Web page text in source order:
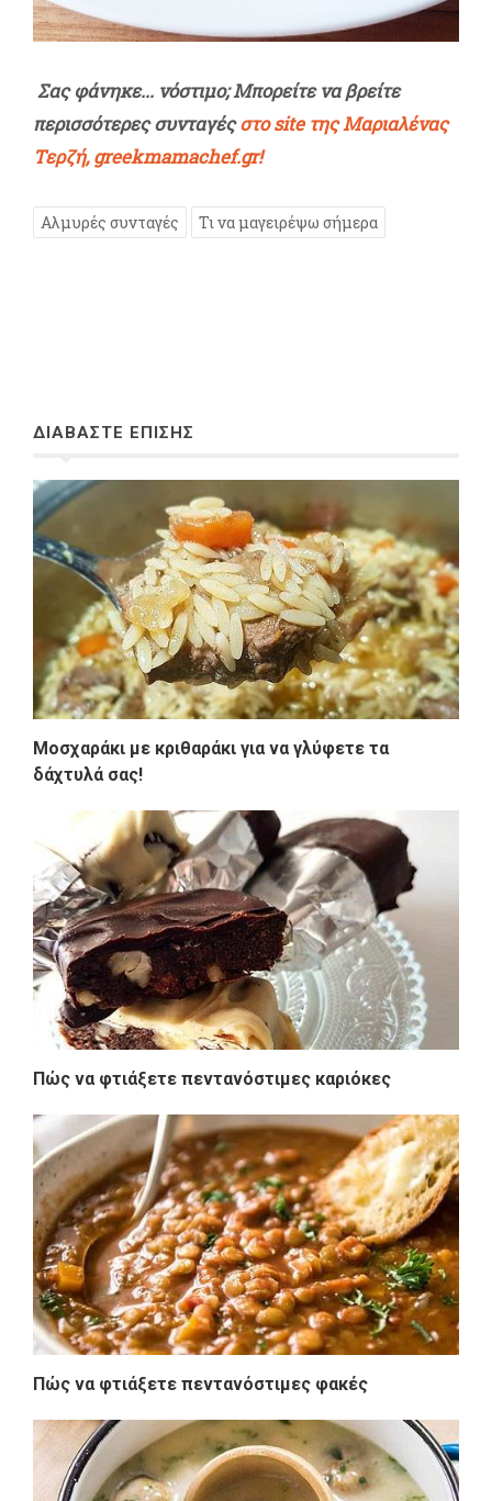
Σας φάνηκε... νόστιμο; Μπορείτε να βρείτε
περισσότερες συνταγέςστο site της Μαριαλένας
Τερζή, greekmamachef.gr!
Αλμυρές συνταγές Τι να μαγειρέψω σήμερα
ΔΙΑΒΑΣΤΕ ΕΠΙΣΗΣ
Μοσχαράκι με κριθαράκι για να γλύφετε τα
δάχτυλά σας!
Πώς να φτιάξετε πεντανόστιμες καριόκες
Πώς να φτιάξετε πεντανόστιμες φακές